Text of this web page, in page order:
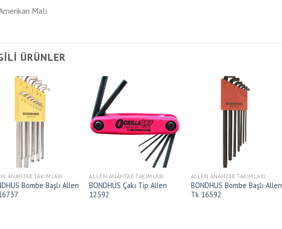
Malı
ÜRÜNLER
ANAHTAR TAKIMLARI
Bombe Başlı Allen
ALLEN ANAHTAR TAKIMLARI
BONDHUS Çakı Tip Allen
12592
ALLEN ANAHTAR TAKIMLARI
BONDHUS Bombe Başlı Allen
Tk 16592